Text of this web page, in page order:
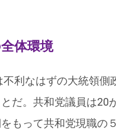
体環境
利なはずの大統領
だ。共和党議員は20
もって共和党現職の